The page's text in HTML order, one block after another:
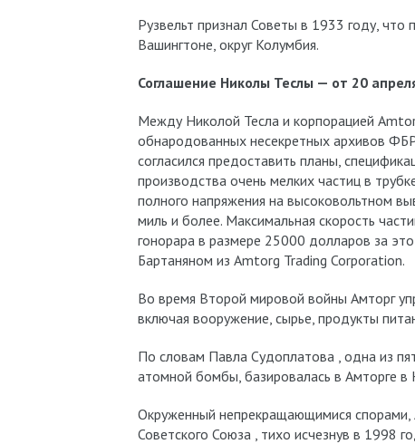
Рузвельт признал Советы в 1933 году,
Вашингтоне, округ Колумбия.
Соглашение Николы Теслы — от 20
Между Николой Тесла и корпорацией
обнародованных несекретных архивов
согласился предоставить планы,
производства очень мелких частиц в
полного напряжения на высоковольтном
миль и более. Максимальная скорость
гонорара в размере 25000 долларов за
Бартаняном из Amtorg Trading Corporation.
Во время Второй мировой войны Амторг
включая вооружение, сырье, продукты
По словам Павла Судоплатова , одна из
атомной бомбы, базировалась в Амторге
Окруженный непрекращающимися
Советского Союза , тихо исчезнув в 1998